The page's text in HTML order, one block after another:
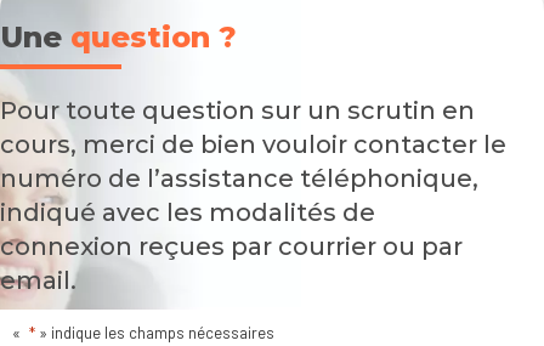
Une question ?
Pour toute question sur un scrutin en
cours, merci de bien vouloir contacter le
numéro de l’assistance téléphonique,
indiqué avec les modalités de
connexion reçues par courrier ou par
email.
« * » indique les champs nécessaires